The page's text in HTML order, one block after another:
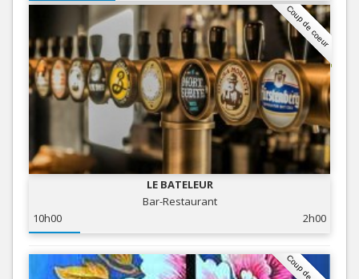
Coup de coeur
LE BATELEUR
Bar-Restaurant
10h00
2h00